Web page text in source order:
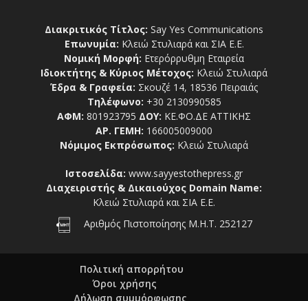
Διακριτικός Τίτλος: Say Yes Communications
Επωνυμία: Κλειώ Στυλιαρά και ΣΙΑ Ε.Ε.
Νομική Μορφή: Ετερόρρυθμη Εταιρεία
Ιδιοκτήτης & Κύριος Μέτοχος: Κλειώ Στυλιαρά
Έδρα & Γραφεία: Σκουζέ 14, 18536 Πειραιάς
Τηλέφωνο: +30 2130990585
ΑΦΜ: 801923795 ΔΟΥ: ΚΕ.ΦΟ.ΔΕ ΑΤΤΙΚΗΣ
ΑΡ. ΓΕΜΗ: 166005009000
Νόμιμος Εκπρόσωπος: Κλειώ Στυλιαρά
Ιστοσελίδα: www.sayyestothepress.gr
Διαχειριστής & Δικαιούχος Domain Name:
Κλειώ Στυλιαρά και ΣΙΑ Ε.Ε.
Αριθμός Πιστοποίησης Μ.Η.Τ. 252127
Πολιτική απορρήτου
Όροι χρήσης
Δήλωση συμμόρφωσης